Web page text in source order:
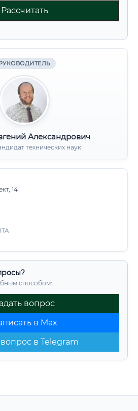
Рассчитать
Александрович
технических наук
14
способом:
вопрос
в Max
вопрос в Telegram